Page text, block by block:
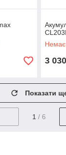
Немає
3 030
Показати
1 / 6